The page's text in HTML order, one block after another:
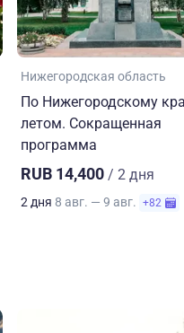
Нижегородская область
По Нижегородскому
летом. Сокращенная
программа
RUB 14,400 / 2 дня
2 дня 8 авг. — 9 авг. +82